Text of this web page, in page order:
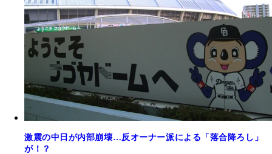
激震の中日が内部崩壊…反オーナー派による「落合降ろし」
が！？